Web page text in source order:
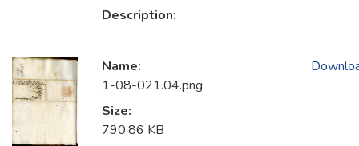
Description:
Name:
1-08-021.04.png
Size:
790.86 KB